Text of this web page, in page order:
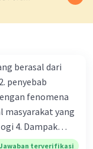
berasal dari
penyebab
fenomena
masyarakat yang
4. Dampak
5.
Jawaban terverifikasi